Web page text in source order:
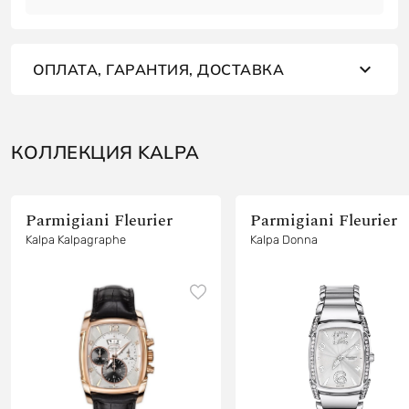
ОПЛАТА, ГАРАНТИЯ, ДОСТАВКА
КОЛЛЕКЦИЯ KALPA
Parmigiani Fleurier
Kalpa Kalpagraphe
Parmigiani Fleurier
Kalpa Donna